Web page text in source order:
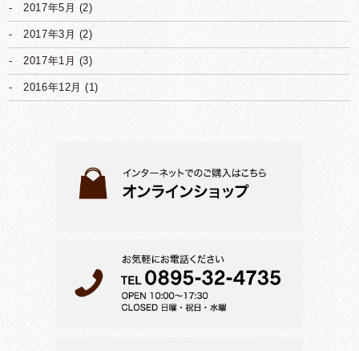
2017年5月 (2)
2017年3月 (2)
2017年1月 (3)
2016年12月 (1)